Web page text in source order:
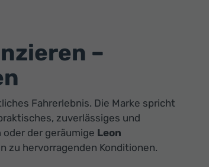
–
Fahrerlebnis. Die Marke spricht
zuverlässiges und
oder der geräumige Leon
zu hervorragenden Konditionen.